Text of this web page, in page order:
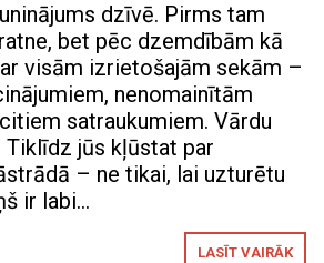
dzīvē. Pirms tam
bet pēc dzemdībām kā
visām izrietošajām sekām –
nenomainītām
satraukumiem. Vārdu
Tiklīdz jūs kļūstat par
– ne tikai, lai uzturētu
ir labi…
LASĪT VAIRĀK